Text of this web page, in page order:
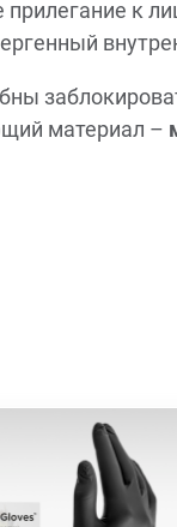
прилегание к
материал –